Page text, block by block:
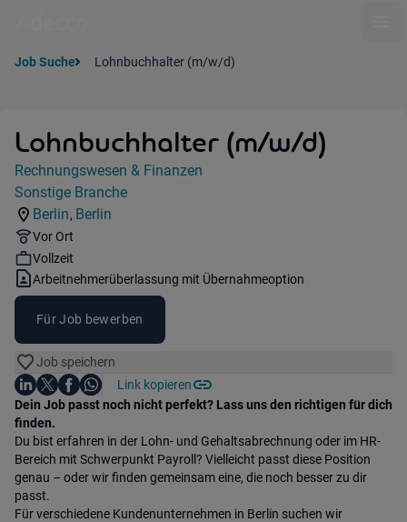
Job Suche Lohnbuchhalter (m/w/d)
Lohnbuchhalter (m/w/d)
Jobdetails
Kategorie:
Rechnungswesen & Finanzen
Industry:
Sonstige Branche
Standorte:
Berlin,
Region:
Berlin
Remote Option:
Vor Ort
Workhours:
Vollzeit
Vertragsart:
Arbeitnehmerüberlassung mit Übernahmeoption
Für Job bewerben
Job speichern
Teile diesen Job
Auf LinkedIn teilen
Auf X teilen
Auf Facebook teilen
Auf WhatsApp teilen
Link kopieren
Einleitung
Dein Job passt noch nicht perfekt? Lass uns den richtigen für dich
finden.
Du bist erfahren in der Lohn- und Gehaltsabrechnung oder im HR-
Bereich mit Schwerpunkt Payroll? Vielleicht passt diese Position
genau – oder wir finden gemeinsam eine, die noch besser zu dir
passt.
Für verschiedene Kundenunternehmen in Berlin suchen wir